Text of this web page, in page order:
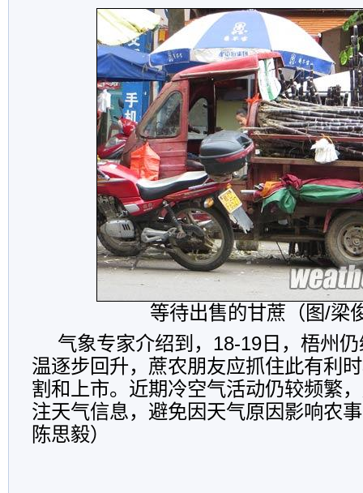
等待出售的甘蔗（图/梁
气象专家介绍到，18-19日，梧州
温逐步回升，蔗农朋友应抓住此有利
割和上市。近期冷空气活动仍较频繁
注天气信息，避免因天气原因影响农
陈思毅）